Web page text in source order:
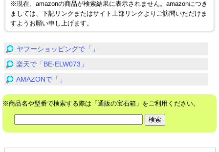
※現在、amazonの商品が検索結果に表示されません。amazonにつき
ましては、下記リンクまたはサイト上部リンクよりご訪問いただけま
すようお願い申し上げます。
ヤフーショッピングで「」
楽天で「BE-ELW073」
AMAZONで「」
※商品名や型番で検索する際は「通販の宝石箱」をご利用ください。